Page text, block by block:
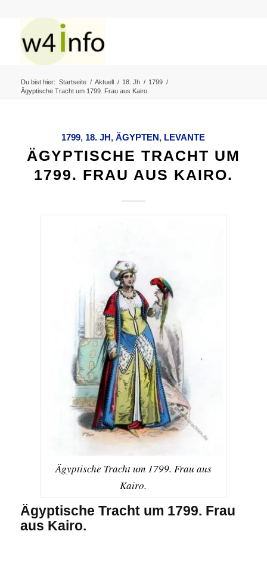
Du bist hier: Startseite / Aktuell / 18. Jh / 1799 /
Ägyptische Tracht um 1799. Frau aus Kairo.
1799, 18. JH,ÄGYPTEN, LEVANTE
ÄGYPTISCHE TRACHT UM
1799. FRAU AUS KAIRO.
Ägyptische Tracht um 1799. Frau aus
Kairo.
Ägyptische Tracht um 1799. Frau
aus Kairo.